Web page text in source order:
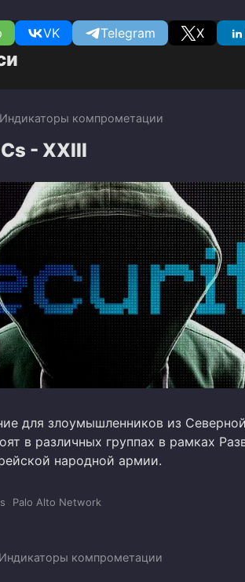
VK Telegram X
Индикаторы компрометации
- XXIII
для злоумышленников из
в различных группах в рамках
народной армии.
Palo Alto Network
Индикаторы компрометации